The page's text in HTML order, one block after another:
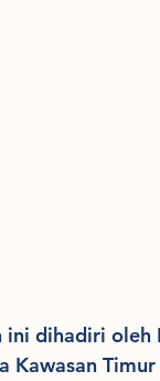
ini dihadiri
Kawasan